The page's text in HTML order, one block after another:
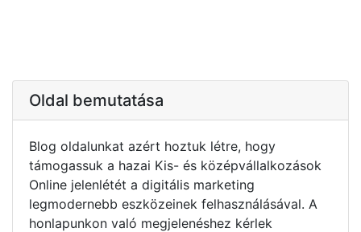
Oldal bemutatása
Blog oldalunkat azért hoztuk létre, hogy
támogassuk a hazai Kis- és középvállalkozások
Online jelenlétét a digitális marketing
legmodernebb eszközeinek felhasználásával. A
honlapunkon való megjelenéshez kérlek